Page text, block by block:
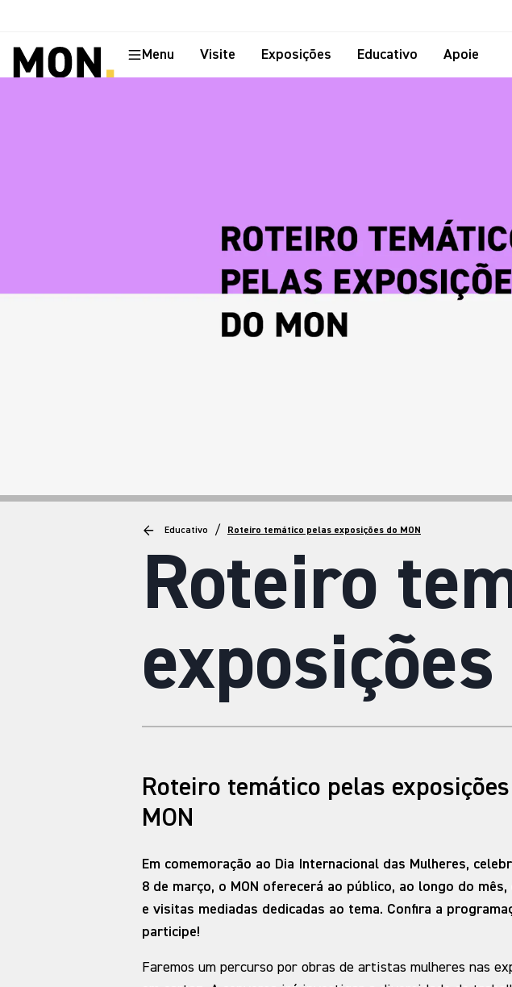
Menu Visite Exposições Educativo Apoie
Educativo / Roteiro temático pelas exposições do MON
Roteiro
exposições
Roteiro temático pelas
MON
Em comemoração ao Dia Internacional das Mulheres,
8 de março, o MON oferecerá ao público, ao longo do mês,
e visitas mediadas dedicadas ao tema. Confira a
participe!
Faremos um percurso por obras de artistas mulheres nas